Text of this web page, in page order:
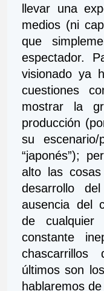
llevar una
medios (ni
que
espectador.
visionado ya
cuestiones
mostrar la
producción
su
“japonés”);
alto las
desarrollo
ausencia del
de cualquier
constante
últimos son
hablaremos